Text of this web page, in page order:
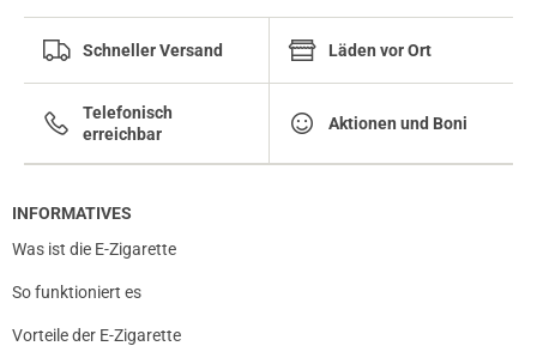
Schneller Versand Läden vor Ort
Telefonisch
erreichbar
Aktionen und Boni
INFORMATIVES
Was ist die E-Zigarette
So funktioniert es
Vorteile der E-Zigarette